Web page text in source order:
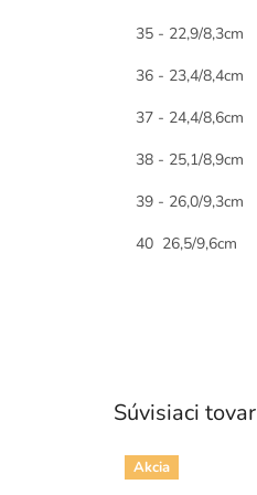
35 - 22,9/8,3cm
36 - 23,4/8,4cm
37 - 24,4/8,6cm
38 - 25,1/8,9cm
39 - 26,0/9,3cm
40 26,5/9,6cm
Súvisiaci tovar
Akcia